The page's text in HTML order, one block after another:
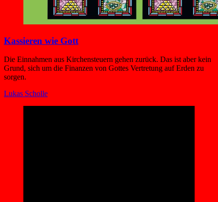
Kassieren wie Gott
Die Einnahmen aus Kirchensteuern gehen zurück. Das ist aber kein
Grund, sich um die Finanzen von Gottes Vertretung auf Erden zu
sorgen.
Lukas Scholle